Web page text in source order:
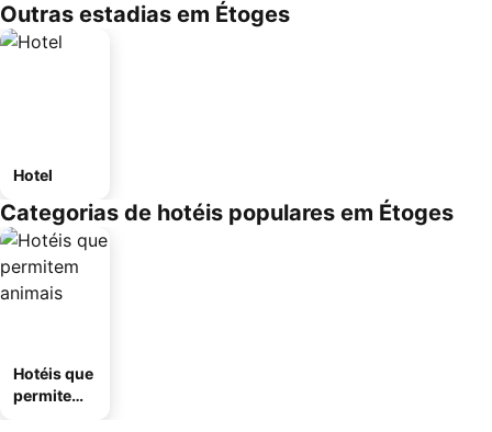
Outras estadias em Étoges
Hotel
Categorias de hotéis populares em Étoges
Hotéis que
permitem